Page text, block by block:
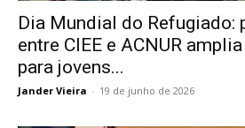
Dia Mundial do Refugiado:
entre CIEE e ACNUR
para jovens...
Jander Vieira - 19 de junho de 2026